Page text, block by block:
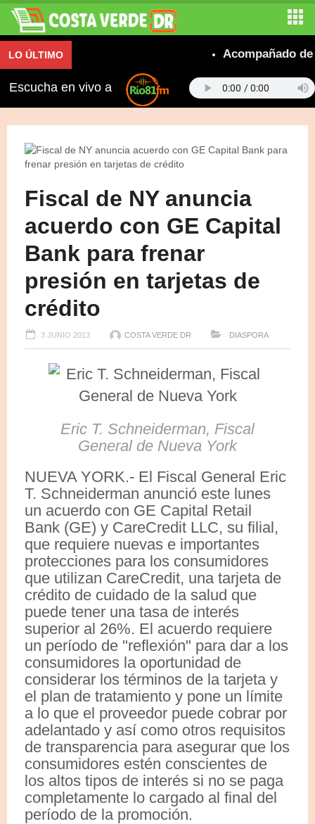
LO ÚLTIMO Acompañado de un
Escucha en vivo a
Fiscal de NY anuncia
acuerdo con GE Capital
Bank para frenar
presión en tarjetas de
crédito
3 JUNIO 2013 COSTA VERDE DR DIASPORA
Eric T. Schneiderman, Fiscal
General de Nueva York
NUEVA YORK.- El Fiscal General Eric
T. Schneiderman anunció este lunes
un acuerdo con GE Capital Retail
Bank (GE) y CareCredit LLC, su filial,
que requiere nuevas e importantes
protecciones para los consumidores
que utilizan CareCredit, una tarjeta de
crédito de cuidado de la salud que
puede tener una tasa de interés
superior al 26%. El acuerdo requiere
un período de "reflexión" para dar a los
consumidores la oportunidad de
considerar los términos de la tarjeta y
el plan de tratamiento y pone un límite
a lo que el proveedor puede cobrar por
adelantado y así como otros requisitos
de transparencia para asegurar que los
consumidores estén conscientes de
los altos tipos de interés si no se paga
completamente lo cargado al final del
período de la promoción.